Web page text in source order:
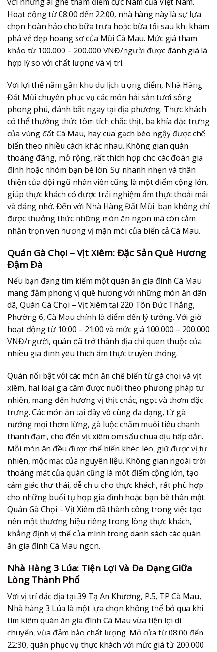
Hoạt động từ 08:00 đến 22:00, nhà hàng này là sự lựa
chọn hoàn hảo cho bữa trưa hoặc bữa tối sau khi khám
phá vẻ đẹp hoang sơ của Mũi Cà Mau. Mức giá tham
khảo từ 100.000 – 200.000 VNĐ/người được đánh giá là
hợp lý so với chất lượng và vị trí.
Với lợi thế nằm gần khu du lịch trọng điểm, Nhà Hàng
Đất Mũi chuyên phục vụ các món hải sản tươi sống
phong phú, đánh bắt ngay tại địa phương. Thực khách
có thể thưởng thức tôm tích chắc thịt, ba khía đặc trưng
của vùng đất Cà Mau, hay cua gạch béo ngậy được chế
biến theo nhiều cách khác nhau. Không gian quán
thoáng đãng, mở rộng, rất thích hợp cho các đoàn gia
đình hoặc nhóm bạn bè lớn. Sự nhanh nhẹn và thân
thiện của đội ngũ nhân viên cũng là một điểm cộng lớn,
giúp thực khách có được trải nghiệm ẩm thực thoải mái
và đáng nhớ. Đến với Nhà Hàng Đất Mũi, bạn không chỉ
được thưởng thức những món ăn ngon mà còn cảm
nhận trọn vẹn hương vị mặn mòi của biển cả Cà Mau.
Quán Gà Chọi – Vịt Xiêm: Đặc Sản Quê Hương
Đậm Đà
Nếu bạn đang tìm kiếm mộtquán ăn gia đình Cà Mau
mang đậm phong vị quê hương với những món ăn dân
dã, Quán Gà Chọi – Vịt Xiêm tại 220 Tôn Đức Thắng,
Phường 6, Cà Mau chính là điểm đến lý tưởng. Với giờ
hoạt động từ 10:00 – 21:00 và mức giá 100.000 – 200.000
VNĐ/người, quán đã trở thành địa chỉ quen thuộc của
nhiều gia đình yêu thích ẩm thực truyền thống.
Quán nổi bật với các món ăn chế biến từ gà chọi và vịt
xiêm, hai loại gia cầm được nuôi theo phương pháp tự
nhiên, mang đến hương vị thịt chắc, ngọt và thơm đặc
trưng. Các món ăn tại đây vô cùng đa dạng, từ gà
nướng mọi thơm lừng, gà luộc chấm muối tiêu chanh
thanh đạm, cho đến vịt xiêm om sấu chua dịu hấp dẫn.
Mỗi món ăn đều được chế biến khéo léo, giữ được vị tự
nhiên, mộc mạc của nguyên liệu. Không gian ngoài trời
thoáng mát của quán cũng là một điểm cộng lớn, tạo
cảm giác thư thái, dễ chịu cho thực khách, rất phù hợp
cho những buổi tụ họp gia đình hoặc bạn bè thân mật.
Quán Gà Chọi – Vịt Xiêm đã thành công trong việc tạo
nên một thương hiệu riêng trong lòng thực khách,
khẳng định vị thế của mình trong danh sách cácquán
ăn gia đình Cà Mau ngon.
Nhà Hàng 3 Lúa: Tiện Lợi Và Đa Dạng Giữa
Lòng Thành Phố
Với vị trí đắc địa tại 39 Tạ An Khương, P.5, TP Cà Mau,
Nhà hàng 3 Lúa là một lựa chọn không thể bỏ qua khi
tìm kiếm quán ăn gia đình Cà Mau vừa tiện lợi di
chuyển, vừa đảm bảo chất lượng. Mở cửa từ 08:00 đến
22:30, quán phục vụ thực khách với mức giá từ 200.000